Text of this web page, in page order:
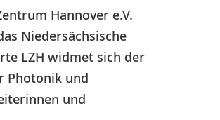
Hannover e.V.
Niedersächsische
LZH widmet sich der
Photonik und
und